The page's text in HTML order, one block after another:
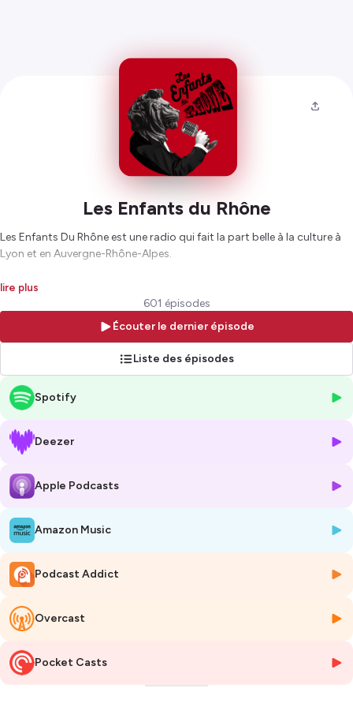
Les Enfants du Rhône
Les Enfants Du Rhône est une radio qui fait la part belle à la culture à
Lyon et en Auvergne-Rhône-Alpes.
Hébergé par Ausha. Visitez
lire plus
601 épisodes
Écouter le dernier épisode
Liste des épisodes
Spotify
Deezer
Apple Podcasts
Amazon Music
Podcast Addict
Overcast
Pocket Casts